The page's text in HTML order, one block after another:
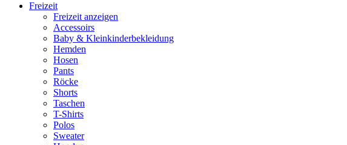
Freizeit
Freizeit anzeigen
Accessoirs
Baby & Kleinkinderbekleidung
Hemden
Hosen
Pants
Röcke
Shorts
Taschen
T-Shirts
Polos
Sweater